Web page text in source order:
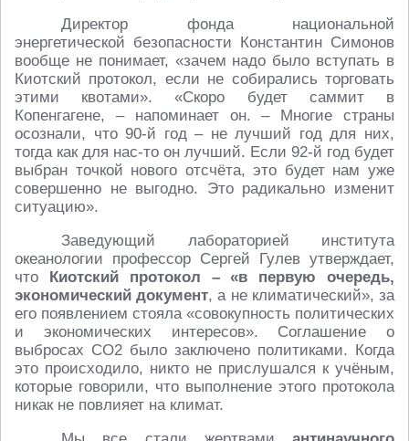
Директор фонда национальной
энергетической безопасности Константин Симонов
вообще не понимает, «зачем надо было вступать в
Киотский протокол, если не собирались торговать
этими квотами». «Скоро будет саммит в
Копенгагене, – напоминает он. – Многие страны
осознали, что 90-й год – не лучший год для них,
тогда как для нас-то он лучший. Если 92-й год будет
выбран точкой нового отсчёта, это будет нам уже
совершенно не выгодно. Это радикально изменит
ситуацию».
Заведующий лабораторией института
океанологии профессор Сергей Гулев утверждает,
что Киотский протокол – «в первую очередь,
экономический документ, а не климатический», за
его появлением стояла «совокупность политических
и экономических интересов». Соглашение о
выбросах CO2 было заключено политиками. Когда
это происходило, никто не прислушался к учёным,
которые говорили, что выполнение этого протокола
никак не повлияет на климат.